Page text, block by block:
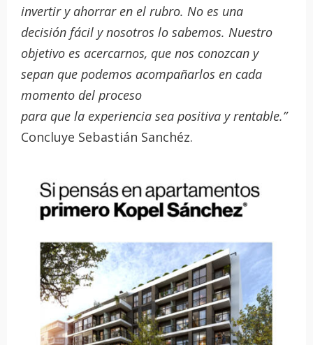
invertir y ahorrar en el rubro. No es una
decisión fácil y nosotros lo sabemos. Nuestro
objetivo es acercarnos, que nos conozcan y
sepan que podemos acompañarlos en cada
momento del proceso
para que la experiencia sea positiva y rentable.”
Concluye Sebastián Sanchéz.